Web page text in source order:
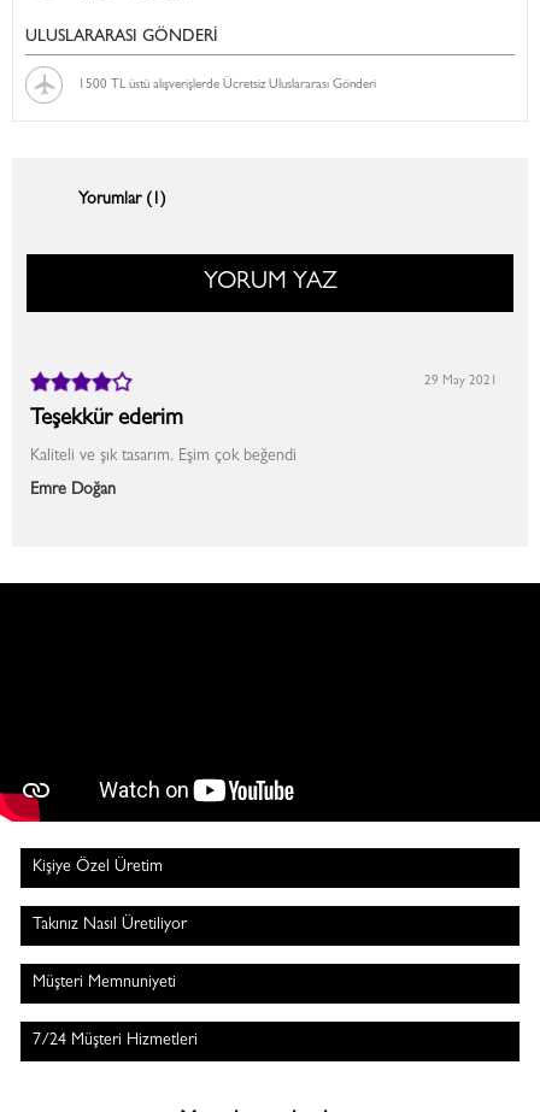
ULUSLARARASI GÖNDERİ
1500 TL üstü alışverişlerde Ücretsiz Uluslararası Gönderi
Yorumlar (1)
YORUM YAZ
Teşekkür ederim
Kaliteli ve şık tasarım. Eşim çok beğendi
Emre Doğan
29 May 2021
Kişiye Özel Üretim
Takınız Nasıl Üretiliyor
Müşteri Memnuniyeti
7/24 Müşteri Hizmetleri